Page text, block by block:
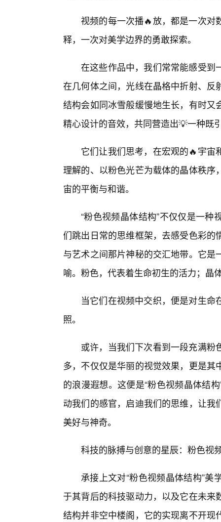
视频的每一次播🔥放，都是一次
释，一次对美学边界的勇敢探索。
在这些作品中，我们常常能感受到
在几何体之间，光线在晶格中折射、
结构会如同冰雪般缓慢地生长，有时
精心设计的音效，共同营造出💡一种既
它们让我们思考，在宏观的🔥宇
理解的、以粉色光芒为载体的晶体秩
宙的平衡与和谐。
“粉色视频晶体结构”不仅仅是一
们跳出日常的思维框架，去感受色彩
与艺术之间那片神秘的交汇地带。它
喻。粉色，代表着生命初生的活力；晶
当它们在视频中交织，便是对生
照。
或许，当我们下次看到一段充满
多，不仅仅是华丽的视觉效果，更是
的浪漫遐想。这便是“粉色视频晶体结
动我们的感官，启迪我们的思维，让
美好与神奇。
科技的脉搏与创意的星辰：粉色视
承接上文对“粉色视频晶体结构”
于其背后的科技驱动力，以及它在未
结构并非空中楼阁，它的实现离不开